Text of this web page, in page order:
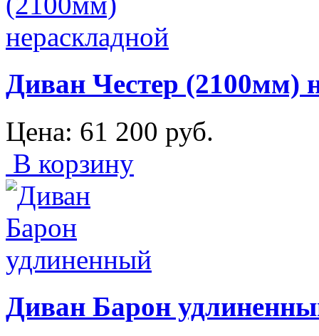
Диван Честер (2100мм)
Цена: 61 200 руб.
В корзину
Диван Барон